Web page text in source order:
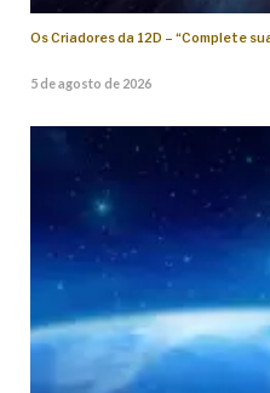
Os Criadores da 12D – “Complete
5 de agosto de 2026